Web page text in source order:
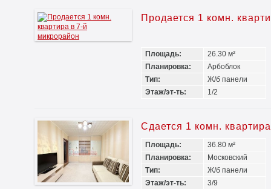
Продается 1 комн.
Площадь:
26.30 м²
Планировка:
Арбоблок
Тип:
Ж/б панели
Этаж/эт-ть:
1/2
Сдается 1 комн.
Площадь:
36.80 м²
Планировка:
Московский
Тип:
Ж/б панели
Этаж/эт-ть:
3/9